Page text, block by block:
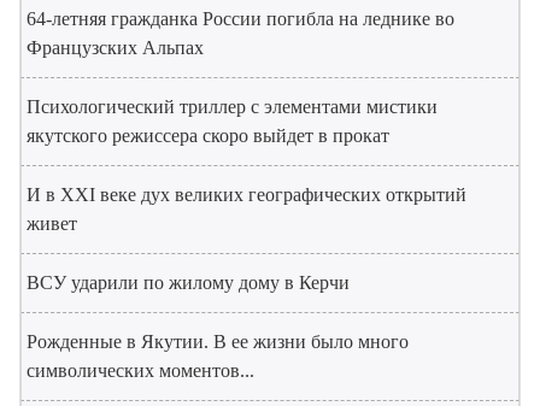
64-летняя гражданка России погибла на леднике во
Французских Альпах
Психологический триллер с элементами мистики
якутского режиссера скоро выйдет в прокат
И в XXI веке дух великих географических открытий
живет
ВСУ ударили по жилому дому в Керчи
Рожденные в Якутии. В ее жизни было много
символических моментов...